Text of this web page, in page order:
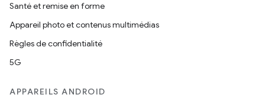
Santé et remise en forme
Appareil photo et contenus multimédias
Règles de confidentialité
5G
APPAREILS ANDROID